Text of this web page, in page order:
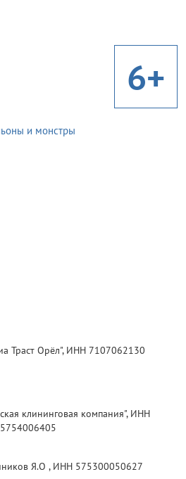
6+
и монстры
Траст Орёл", ИНН 7107062130
клининговая компания", ИНН
5754006405
Я.О , ИНН 575300050627